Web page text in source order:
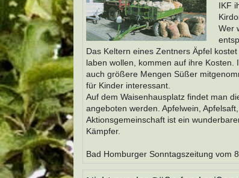
IKF
Wer
Das Keltern eines Zentners Äpfel
laben wollen, kommen auf ihre
auch größere Mengen Süßer
für Kinder interessant.
Auf dem Waisenhausplatz findet man
angeboten werden. Apfelwein,
Aktionsgemeinschaft ist ein
Kämpfer.
Bad Homburger Sonntagszeitung vom